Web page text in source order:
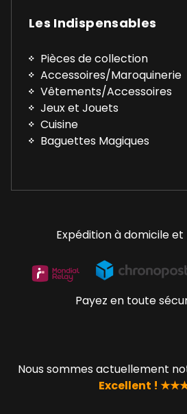
Les Indispensables
Pièces de collection
Accessoires/Maroquinerie
Vêtements/Accessoires
Jeux et Jouets
Cuisine
Baguettes Magiques
Expédition à domicile
Payez en toute
Nous sommes actuellement
Excellent !